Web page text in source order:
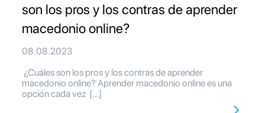
son los pros y los contras de aprender
macedonio online?
08.08.2023
¿Cuáles son los pros y los contras de aprender
macedonio online? Aprender macedonio online es una
opción cada vez […]